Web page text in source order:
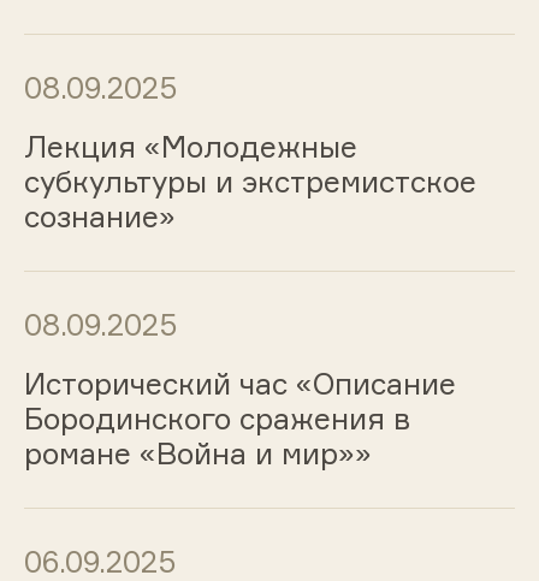
08.09.2025
Лекция «Молодежные
субкультуры и экстремистское
сознание»
08.09.2025
Исторический час «Описание
Бородинского сражения в
романе «Война и мир»»
06.09.2025